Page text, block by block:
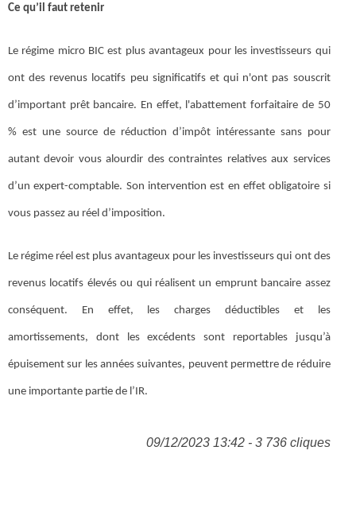
Ce qu’il faut retenir
Le régime micro BIC est plus avantageux pour les investisseurs qui
ont des revenus locatifs peu significatifs et qui n'ont pas souscrit
d’important prêt bancaire. En effet, l'abattement forfaitaire de 50
% est une source de réduction d’impôt intéressante sans pour
autant devoir vous alourdir des contraintes relatives aux services
d’un expert-comptable. Son intervention est en effet obligatoire si
vous passez au réel d’imposition.
Le régime réel est plus avantageux pour les investisseurs qui ont des
revenus locatifs élevés ou qui réalisent un emprunt bancaire assez
conséquent. En effet, les charges déductibles et les
amortissements, dont les excédents sont reportables jusqu’à
épuisement sur les années suivantes, peuvent permettre de réduire
une importante partie de l’IR.
09/12/2023 13:42 - 3 736 cliques